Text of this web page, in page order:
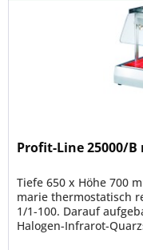
Profit-Line 25000/
Tiefe 650 x Höhe 700
marie thermostatisch
1/1-100. Darauf
Halogen-Infrarot-